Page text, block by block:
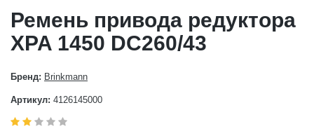
Ремень привода редуктора
XPA 1450 DC260/43
Бренд: Brinkmann
Артикул: 4126145000